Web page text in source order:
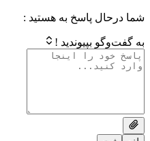
پاسخ به هستید :
!